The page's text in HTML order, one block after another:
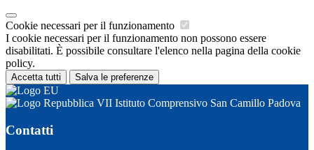
Cookie necessari per il funzionamento
I cookie necessari per il funzionamento non possono essere
disabilitati. È possibile consultare l'elenco nella pagina della cookie
policy.
Accetta tutti Salva le preferenze
VII Istituto Comprensivo San Camillo Padova
Contatti